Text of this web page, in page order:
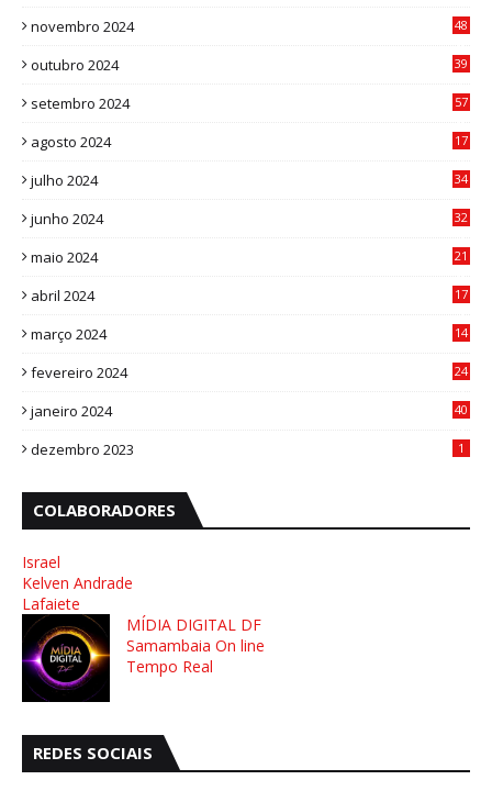
novembro 2024
48
outubro 2024
39
setembro 2024
57
agosto 2024
17
julho 2024
34
junho 2024
32
maio 2024
21
abril 2024
17
março 2024
14
fevereiro 2024
24
janeiro 2024
40
dezembro 2023 1
COLABORADORES
Israel
Kelven Andrade
Lafaiete
MÍDIA DIGITAL DF
Samambaia On line
Tempo Real
REDES SOCIAIS